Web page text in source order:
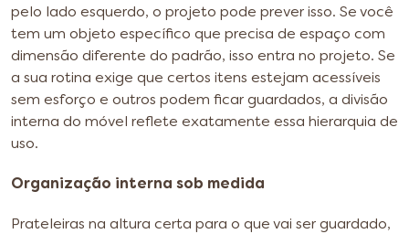
pelo lado esquerdo, o projeto pode prever isso. Se você
tem um objeto específico que precisa de espaço com
dimensão diferente do padrão, isso entra no projeto. Se
a sua rotina exige que certos itens estejam acessíveis
sem esforço e outros podem ficar guardados, a divisão
interna do móvel reflete exatamente essa hierarquia de
uso.
Organização interna sob medida
Prateleiras na altura certa para o que vai ser guardado,